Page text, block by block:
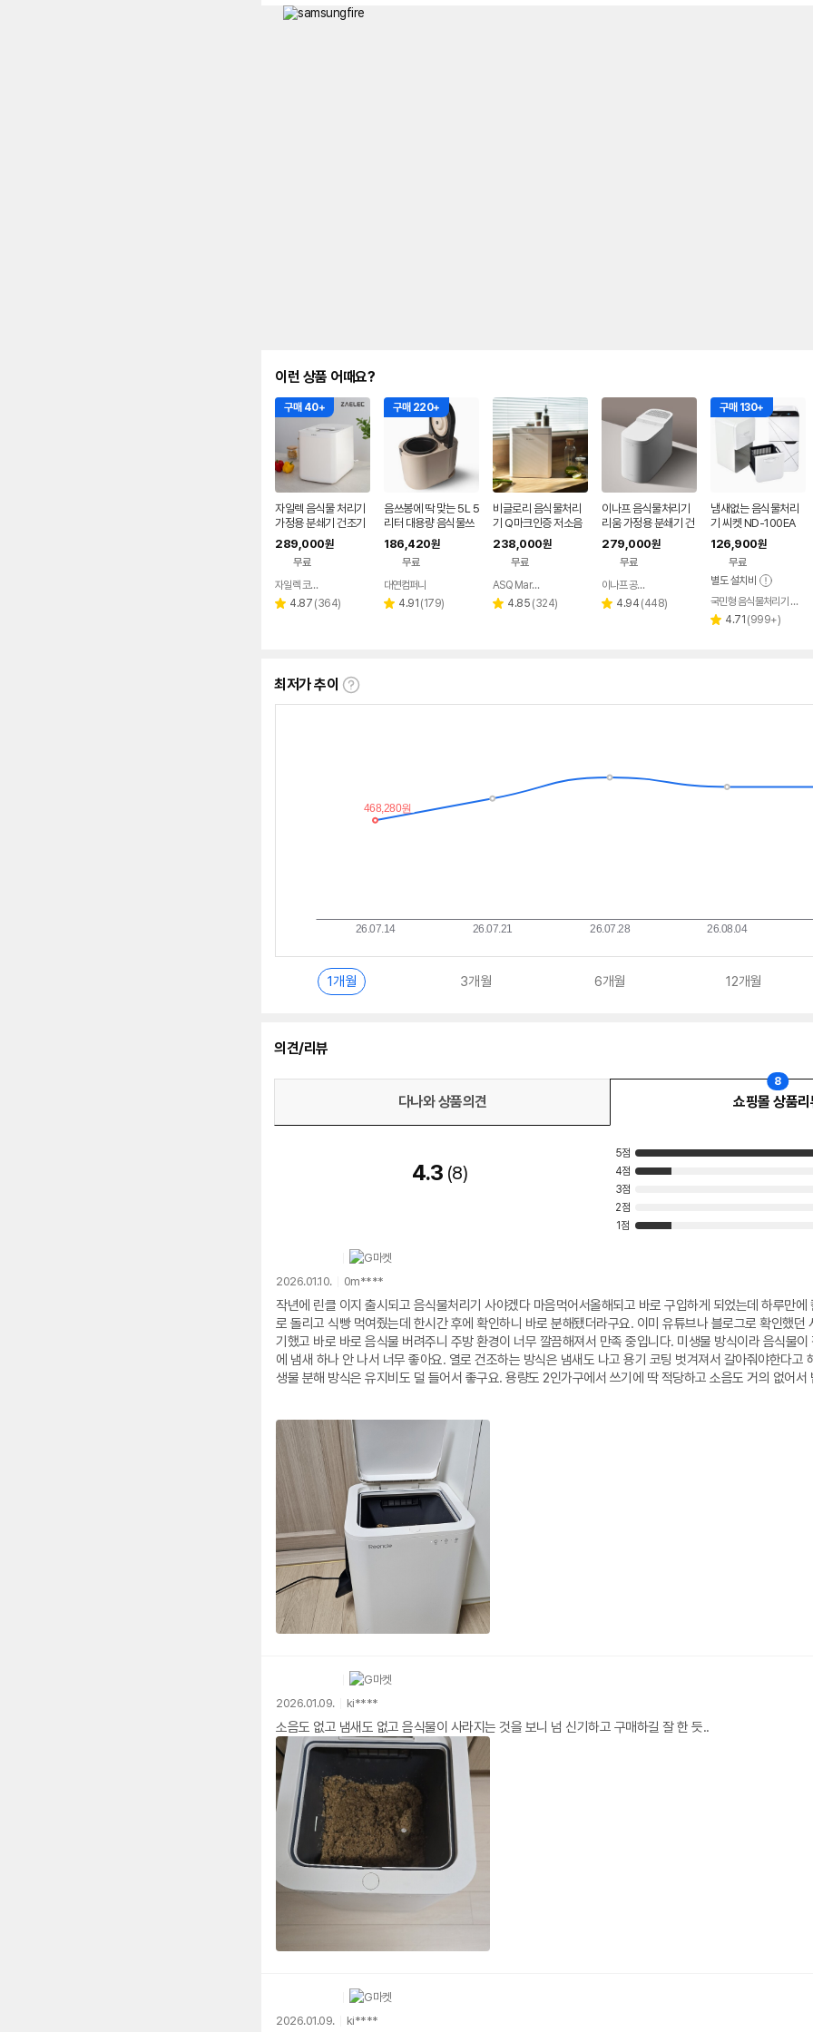
이런 상품 어때요?
구매 40+
자일렉 음식물 처리기
가정용 분쇄기 건조기
쓰레기 음쓰 4L
289,000원
무료
페이
자일렉 코리아
별 4.87 리
(364)
구매 220+
음쓰봉에 딱 맞는 5L 5
리터 대용량 음식물쓰
레기 냉장고 UV살균
가정용 대연
186,420원
무료
페이
대연컴퍼니
별 4.91 리
(179)
비글로리 음식물처리
기 Q마크인증 저소음
2.5L 음식물건조분쇄
리필용 활성탄 포함
238,000원
무료
페이
ASQ Market
별 4.85 리
(324)
이나프 음식물처리기
리움 가정용 분쇄기 건
조기
279,000원
무료
페이
이나프 공식 스토어
별 4.94 리
(448)
구매 130+
냄새없는 음식물처리
기 씨켓 ND-100EA
[본사직판]
126,900원
무료
별도 설치비
국민형 음식물처리기 씨켓
별 4.71 리
(999+)
최저가 추이
최
1개월 3개월 6개월 12개월
의견/리뷰
다나와 상품의견 쇼핑몰 상품리
8
4.3 8
5점
4점
3점
2점
1점
2026.01.10. 0m****
작년에 린클 이지 출시되고 음식물처리기 사야겠다 마음먹어서올해되고 바로 구입하게 되었는데 하루만에
로 돌리고 식빵 먹여줬는데 한시간 후에 확인하니 바로 분해됐더라구요. 이미 유튜브나 블로그로 확인했던
기했고 바로 바로 음식물 버려주니 주방 환경이 너무 깔끔해져서 만족 중입니다. 미생물 방식이라 음식물
에 냄새 하나 안 나서 너무 좋아요. 열로 건조하는 방식은 냄새도 나고 용기 코팅 벗겨져서 갈아줘야한다고
생물 분해 방식은 유지비도 덜 들어서 좋구요. 용량도 2인가구에서 쓰기에 딱 적당하고 소음도 거의 없어서
2026.01.09. ki****
소음도 없고 냄새도 없고 음식물이 사라지는 것을 보니 넘 신기하고 구매하길 잘 한 듯..
2026.01.09. ki****